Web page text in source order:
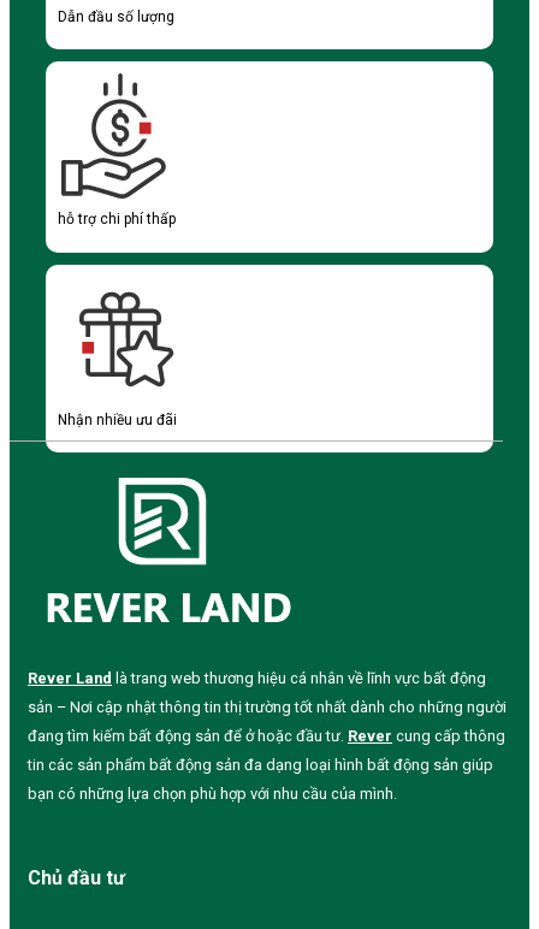
Dẫn đầu số lượng
hỗ trợ chi phí thấp
Nhận nhiều ưu đãi
Rever Land là trang web thương hiệu cá nhân về lĩnh vực bất động
sản – Nơi cập nhật thông tin thị trường tốt nhất dành cho những người
đang tìm kiếm bất động sản để ở hoặc đầu tư. Rever cung cấp thông
tin các sản phẩm bất động sản đa dạng loại hình bất động sản giúp
bạn có những lựa chọn phù hợp với nhu cầu của mình.
Chủ đầu tư